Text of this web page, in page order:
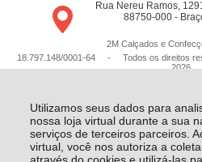
Utilizamos seus dados para
nossa loja virtual durante a sua
serviços de terceiros parceiros.
virtual, você nos autoriza a
Rua Nereu Ramos,
88750-000 -
2M Calçados e
18.797.148/0001-64 - Todos os direitos
2026